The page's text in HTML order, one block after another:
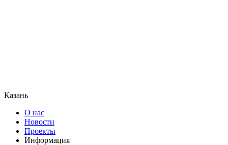
Казань
О нас
Новости
Проекты
Информация